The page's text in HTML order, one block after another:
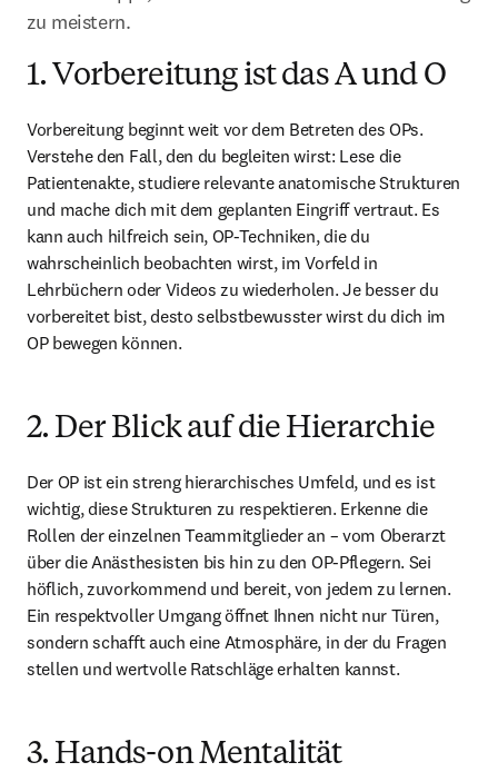
zu meistern.
1. Vorbereitung ist das A und O
Vorbereitung beginnt weit vor dem Betreten des OPs.
Verstehe den Fall, den du begleiten wirst: Lese die
Patientenakte, studiere relevante anatomische Strukturen
und mache dich mit dem geplanten Eingriff vertraut. Es
kann auch hilfreich sein, OP-Techniken, die du
wahrscheinlich beobachten wirst, im Vorfeld in
Lehrbüchern oder Videos zu wiederholen. Je besser du
vorbereitet bist, desto selbstbewusster wirst du dich im
OP bewegen können.
2. Der Blick auf die Hierarchie
Der OP ist ein streng hierarchisches Umfeld, und es ist
wichtig, diese Strukturen zu respektieren. Erkenne die
Rollen der einzelnen Teammitglieder an – vom Oberarzt
über die Anästhesisten bis hin zu den OP-Pflegern. Sei
höflich, zuvorkommend und bereit, von jedem zu lernen.
Ein respektvoller Umgang öffnet Ihnen nicht nur Türen,
sondern schafft auch eine Atmosphäre, in der du Fragen
stellen und wertvolle Ratschläge erhalten kannst.
3. Hands-on Mentalität